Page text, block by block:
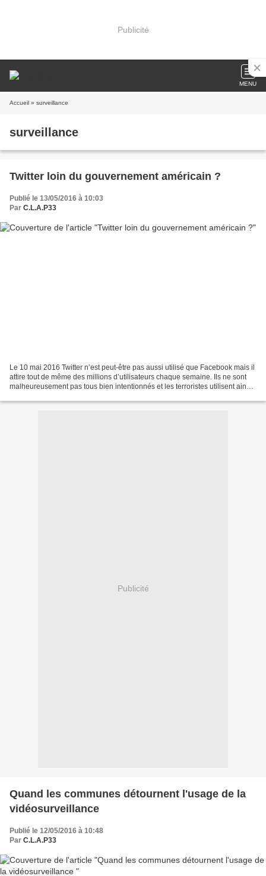
Publicité
MENU
Accueil » surveillance
surveillance
Twitter loin du gouvernement américain ?
Publié le 13/05/2016 à 10:03
Par C.L.A.P33
Le 10 mai 2016 Twitter n’est peut-être pas aussi utilisé que Facebook mais il
attire tout de même des millions d’utilisateurs chaque semaine. Ils ne sont
malheureusement pas tous bien intentionnés et les terroristes utilisent ainsi
Publicité
Quand les communes détournent l'usage de la
vidéosurveillance
Publié le 12/05/2016 à 10:48
Par C.L.A.P33